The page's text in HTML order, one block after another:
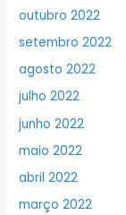
outubro 2022
setembro 2022
agosto 2022
julho 2022
junho 2022
maio 2022
abril 2022
março 2022